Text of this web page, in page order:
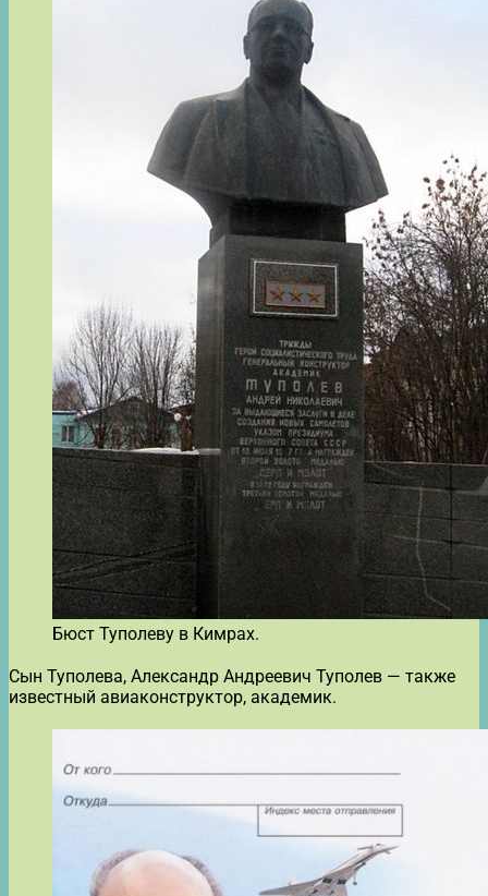
Бюст Туполеву в Кимрах.
Сын Туполева, Александр Андреевич Туполев — также
известный авиаконструктор, академик.